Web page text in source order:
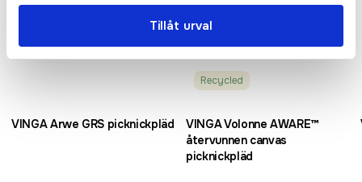
Tillåt urval
VINGA Arwe GRS picknickpläd
Recycled
VINGA Volonne AWARE™
återvunnen canvas
picknickpläd